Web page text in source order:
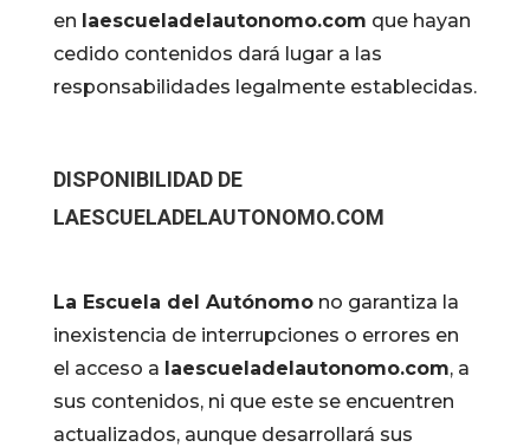
en laescueladelautonomo.com que hayan
cedido contenidos dará lugar a las
responsabilidades legalmente establecidas.
DISPONIBILIDAD DE
LAESCUELADELAUTONOMO.COM
La Escuela del Autónomono garantiza la
inexistencia de interrupciones o errores en
el acceso a laescueladelautonomo.com, a
sus contenidos, ni que este se encuentren
actualizados, aunque desarrollará sus